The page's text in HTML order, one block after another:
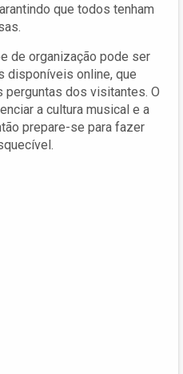
que todos tenham
de organização pode ser
disponíveis online, que
perguntas dos visitantes. O
a cultura musical e a
prepare-se para fazer